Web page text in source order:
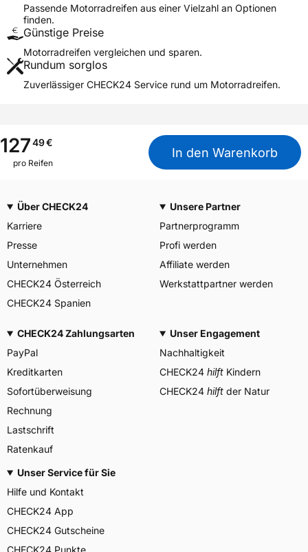
Reifenposition
Front/Rear
Motorradtyp
Weitere Eigenschaften
Schlauchtyp
Verstärkt
XL
Motorrad Kennzeichnung
M/C
Allgemeine Produktsicherheit (GPSR)
Herstellerkontakt
Continental Reifen
Deutschland GmbH
Continental-Plaza 1 30173
Hannover Deutschland,
de
Passende Motorradreifen aus einer Vielzahl an Optionen
finden.
Günstige Preise
Motorradreifen vergleichen und sparen.
Rundum sorglos
Zuverlässiger CHECK24 Service rund um Motorradreifen.
12749€
pro Reifen
In den Warenkorb
Über CHECK24
Karriere
Presse
Unternehmen
CHECK24 Österreich
CHECK24 Spanien
Unsere Partner
Partnerprogramm
Profi werden
Affiliate werden
Werkstattpartner werden
CHECK24 Zahlungsarten
PayPal
Kreditkarten
Sofortüberweisung
Rechnung
Lastschrift
Ratenkauf
Unser Engagement
Nachhaltigkeit
CHECK24 hilft Kindern
CHECK24 hilft der Natur
Unser Service für Sie
Hilfe und Kontakt
CHECK24 App
CHECK24 Gutscheine
CHECK24 Punkte